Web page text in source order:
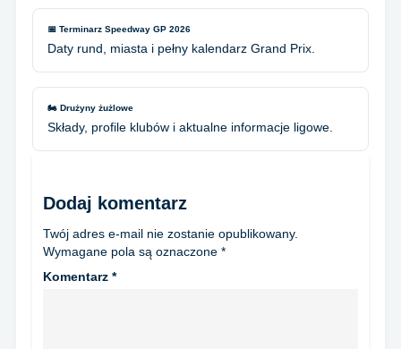
📅 Terminarz Speedway GP 2026
Daty rund, miasta i pełny kalendarz Grand Prix.
🏍️ Drużyny żużlowe
Składy, profile klubów i aktualne informacje ligowe.
Dodaj komentarz
Twój adres e-mail nie zostanie opublikowany.
Wymagane pola są oznaczone *
Komentarz *